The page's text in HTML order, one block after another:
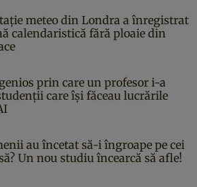
meteo din Londra a înregistrat
calendaristică fără ploaie din
prin care un profesor i-a
care își făceau lucrările
au încetat să-i îngroape pe cei
Un nou studiu încearcă să afle!